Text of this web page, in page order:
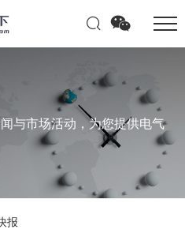
与市场活动，为您提供电气
报